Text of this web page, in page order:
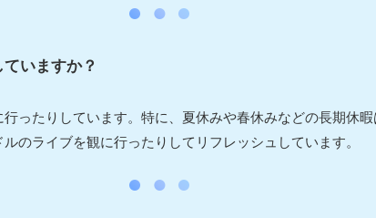
いますか？
ったりしています。特に、夏休みや春休みなどの長期休
のライブを観に行ったりしてリフレッシュしています。